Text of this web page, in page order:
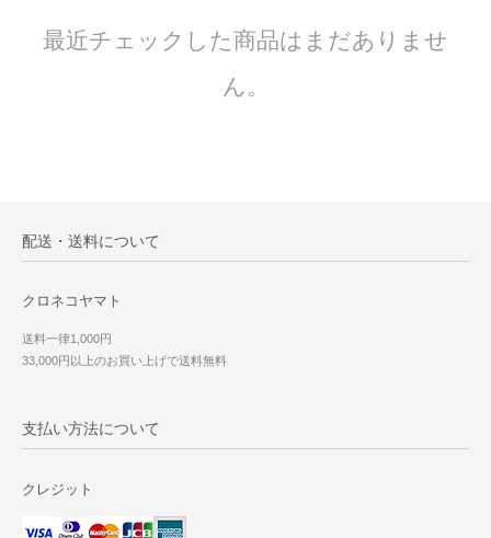
最近チェックした商品はまだありませ
ん。
配送・送料について
クロネコヤマト
送料一律1,000円
33,000円以上のお買い上げで送料無料
支払い方法について
クレジット